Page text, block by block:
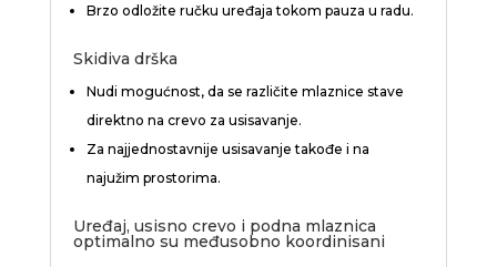
Brzo odložite ručku uređaja tokom pauza u radu.
Skidiva drška
Nudi mogućnost, da se različite mlaznice stave
direktno na crevo za usisavanje.
Za najjednostavnije usisavanje takođe i na
najužim prostorima.
Uređaj, usisno crevo i podna mlaznica
optimalno su međusobno koordinisani